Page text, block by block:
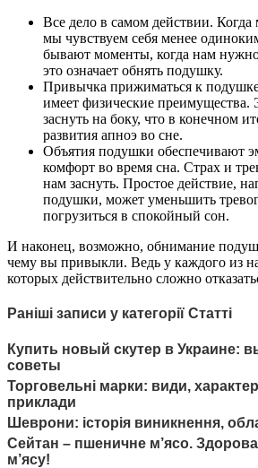
Все дело в самом действии.
мы чувствуем себя менее
бывают моменты, когда нам
это означает обнять подушку.
Привычка прижиматься к
имеет физические преимущества.
заснуть на боку, что в конечном
развития апноэ во сне.
Объятия подушки обеспечивают
комфорт во время сна. Страх и
нам заснуть. Простое действие,
подушки, может уменьшить
погрузиться в спокойный сон.
И наконец, возможно, обнимание
чему вы привыкли. Ведь у каждого из
которых действительно сложно
Раніші записи у категорії Статті
Купить новый скутер в Украине:
советы
Торговельні марки: види,
приклади
Шеврони: історія виникнення,
Сейтан – пшеничне м’ясо.
м’ясу!